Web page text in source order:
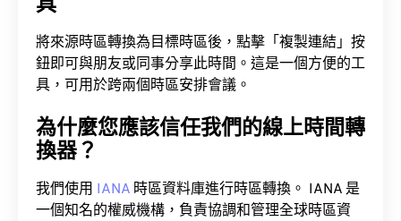
具
將來源時區轉換為目標時區後，點擊「複製連結」按
鈕即可與朋友或同事分享此時間。這是一個方便的工
具，可用於跨兩個時區安排會議。
為什麼您應該信任我們的線上時間轉
換器？
我們使用 IANA 時區資料庫進行時區轉換。 IANA 是
一個知名的權威機構，負責協調和管理全球時區資